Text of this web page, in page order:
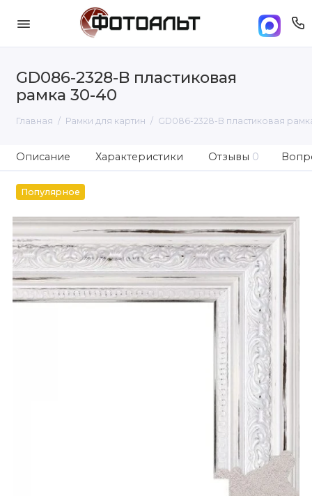
GD086-2328-B пластиковая
рамка 30-40
Главная Рамки для картин GD086-2328-B пластиковая
Описание Характеристики Отзывы 0
Популярное